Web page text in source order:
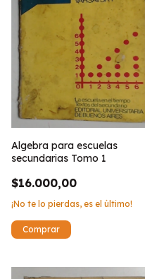
Algebra para escuelas
secundarias Tomo 1
$16.000,00
¡No te lo pierdas, es el último!